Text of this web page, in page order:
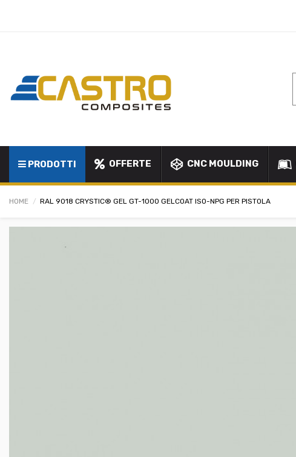
PRODOTTI OFFERTE CNC MOULDING
HOME RAL 9018 CRYSTIC® GEL GT-1000 GELCOAT ISO-NPG PER PISTOLA